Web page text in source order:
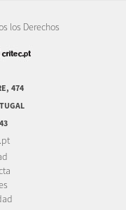
los Derechos
474